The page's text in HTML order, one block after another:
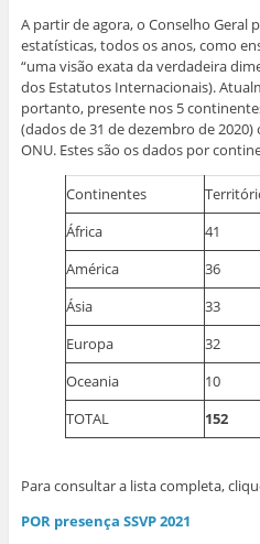
A partir de agora, o Conselho Geral
estatísticas, todos os anos, como
“uma visão exata da verdadeira
dos Estatutos Internacionais).
portanto, presente nos 5
(dados de 31 de dezembro de 2020)
ONU. Estes são os dados por
Continentes
África
41
América
36
Ásia
33
Europa
32
Oceania
10
TOTAL
152
Para consultar a lista completa,
POR presença SSVP 2021